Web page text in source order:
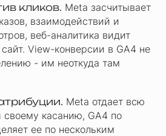
кликов. Meta засчитывает
взаимодействий и
веб-аналитика видит
View-конверсии в GA4 не
- им неоткуда там
Meta отдает всю
своему касанию, GA4 по
ее по нескольким